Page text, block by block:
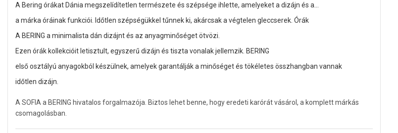
A Bering órákat Dánia megszelídítetlen természete és szépsége ihlette, amelyeket a dizájn és a...
a márka óráinak funkciói. Időtlen szépségükkel tűnnek ki, akárcsak a végtelen gleccserek. Órák
A BERING a minimalista dán dizájnt és az anyagminőséget ötvözi.
Ezen órák kollekcióit letisztult, egyszerű dizájn és tiszta vonalak jellemzik. BERING
első osztályú anyagokból készülnek, amelyek garantálják a minőséget és tökéletes összhangban vannak
időtlen dizájn.
A SOFIA a BERING hivatalos forgalmazója. Biztos lehet benne, hogy eredeti karórát vásárol, a komplett márkás
csomagolásban.